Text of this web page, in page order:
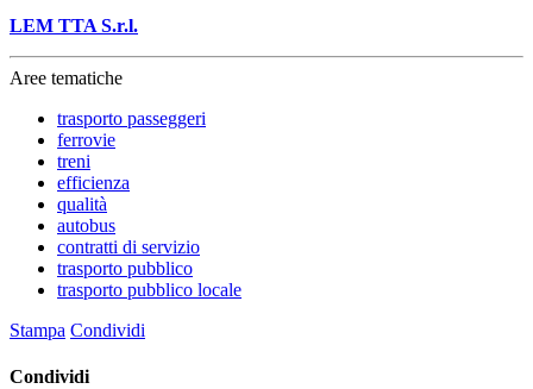
LEM TTA S.r.l.
Aree tematiche
trasporto passeggeri
ferrovie
treni
efficienza
qualità
autobus
contratti di servizio
trasporto pubblico
trasporto pubblico locale
Stampa Condividi
Condividi